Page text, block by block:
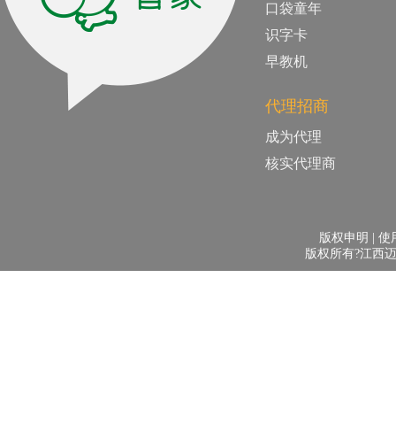
口袋童年
识字卡
早教机
代理招商
成为代理
核实代理商
版权申明 | 使
版权所有?江西